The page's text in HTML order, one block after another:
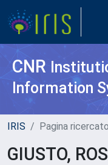
CNR
Information
IRIS Pagina
GIUSTO,